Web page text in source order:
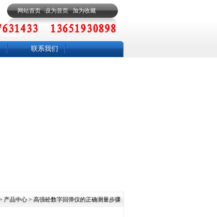
网站首页 设为首页 加为收藏
联系我们
产品中心 > 高强砼数字回弹仪的正确测量步骤